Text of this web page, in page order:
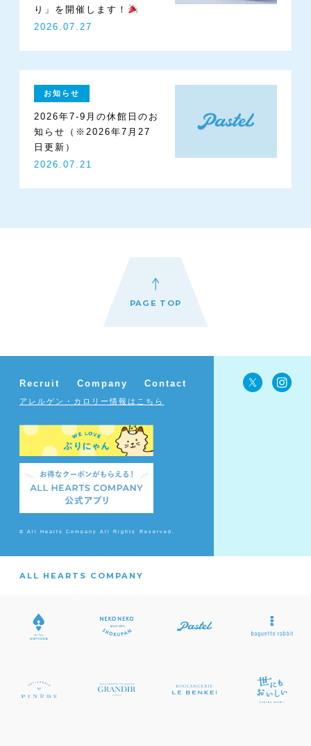
Recruit Company Contact
り」を開催します！
2026.07.27
お知らせ
2026年7-9月の休館日のお
知らせ（※2026年7月27
日更新）
2026.07.21
PAGE TOP
Recruit Company Contact
アレルゲン・カロリー情報はこちら
© All Hearts Company All Rights Reserved.
ALL HEARTS COMPANY